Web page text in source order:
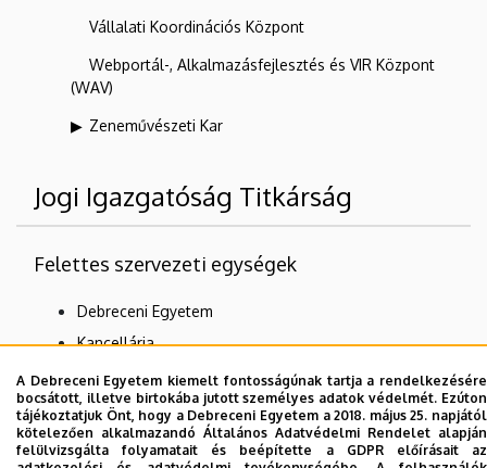
Vállalati Koordinációs Központ
Webportál-, Alkalmazásfejlesztés és VIR Központ
(WAV)
Zeneművészeti Kar
Jogi Igazgatóság Titkárság
Felettes szervezeti egységek
Debreceni Egyetem
Kancellária
Jogi Igazgatóság
Dolgozói adatmódosítás igénylése a DE
A Debreceni Egyetem kiemelt fontosságúnak tartja a rendelkezésére
bocsátott, illetve birtokába jutott személyes adatok védelmét. Ezúton
tájékoztatjuk Önt, hogy a Debreceni Egyetem a 2018. május 25. napjától
kötelezően alkalmazandó Általános Adatvédelmi Rendelet alapján
felülvizsgálta folyamatait és beépítette a GDPR előírásait az